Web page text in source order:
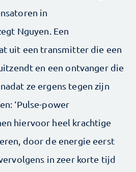
in
Nguyen. Een
uit een transmitter die een
en een ontvanger die
ze ergens tegen zijn
‘Pulse-power
hiervoor heel krachtige
door de energie eerst
in zeer korte tijd